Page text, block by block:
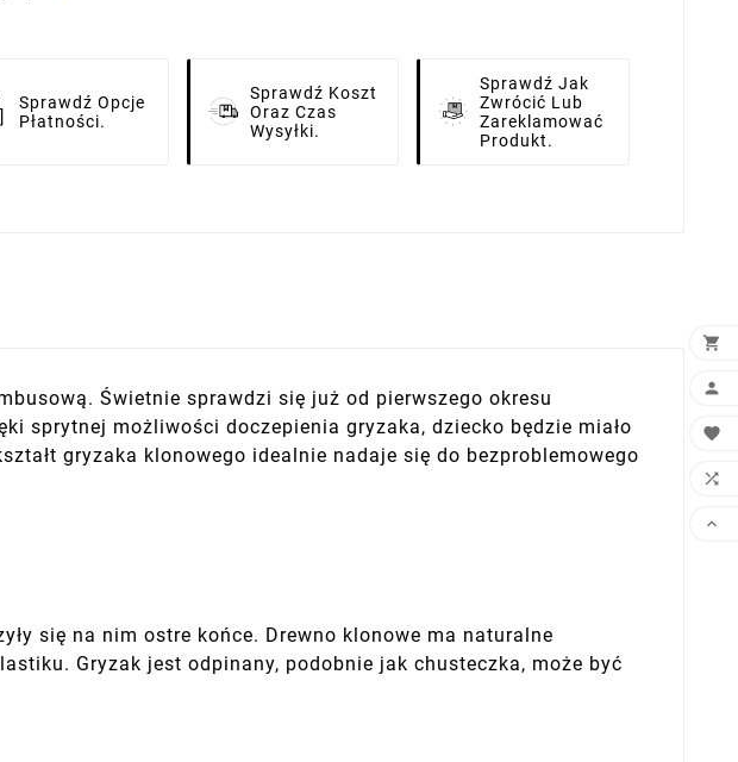
Sprawdź Opcje
Płatności.
Sprawdź Koszt
Oraz Czas
Wysyłki.
Sprawdź Jak
Zwrócić Lub
Zareklamować
Produkt.
Świetnie sprawdzi się już od pierwszego okresu
sprytnej możliwości doczepienia gryzaka, dziecko będzie miało
gryzaka klonowego idealnie nadaje się do bezproblemowego
się na nim ostre końce. Drewno klonowe ma naturalne
Gryzak jest odpinany, podobnie jak chusteczka, może być




